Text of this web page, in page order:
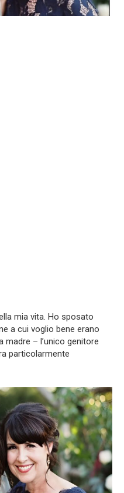
mia vita. Ho sposato
a cui voglio bene erano
madre – l’unico genitore
particolarmente